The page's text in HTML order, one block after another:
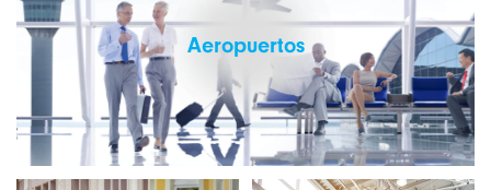
Aeropuertos